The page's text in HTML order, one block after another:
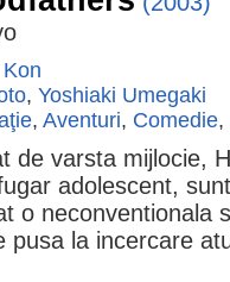
, Yoshiaki Umegaki
, Aventuri, Comedie,
de varsta mijlocie,
adolescent,
o neconventionala
pusa la incercare